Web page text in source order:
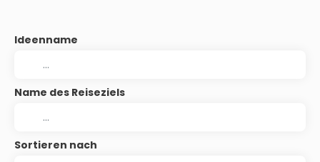
Ideenname
Name des Reiseziels
Sortieren nach